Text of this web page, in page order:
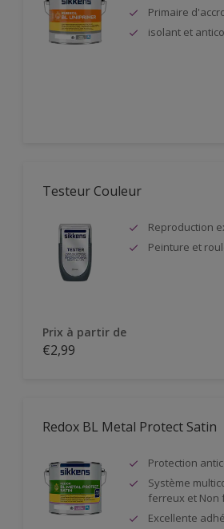
Primaire
isolant et
Testeur Couleur
Reproduction
Peinture et
Prix à partir de
€2,99
Redox BL Metal Protect Satin
Protection
Système
ferreux et Non
Excellente